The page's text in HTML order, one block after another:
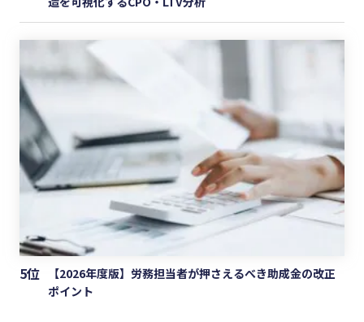
5位
【2026年度版】労務担当者が押さえるべき助成金の改正
ポイント